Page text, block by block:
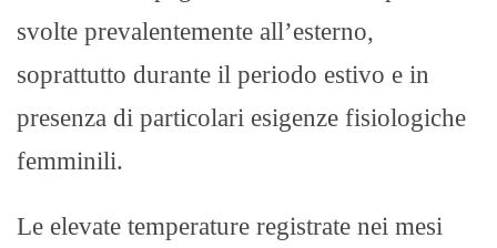
svolte prevalentemente all’esterno,
soprattutto durante il periodo estivo e in
presenza di particolari esigenze fisiologiche
femminili.
Le elevate temperature registrate nei mesi